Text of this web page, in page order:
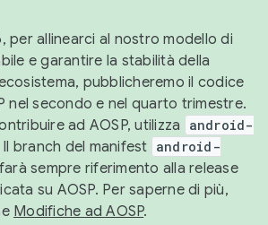
per allinearci al nostro modello di
e garantire la stabilità della
pubblicheremo il codice
nel secondo e nel quarto trimestre.
ad AOSP, utilizza
android-
Il branch del manifest android-
farà sempre riferimento alla release
su AOSP. Per saperne di più,
Modifiche ad AOSP.